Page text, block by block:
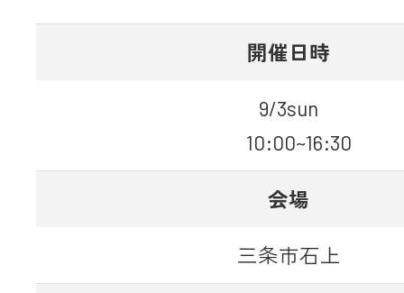
開催日時
9/3sun
10:00~16:30
会場
三条市石上